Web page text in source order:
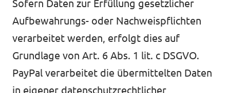
Sofern Daten zur Erfüllung gesetzlicher
Aufbewahrungs- oder Nachweispflichten
verarbeitet werden, erfolgt dies auf
Grundlage von Art. 6 Abs. 1 lit. c DSGVO.
PayPal verarbeitet die übermittelten Daten
in eigener datenschutzrechtlicher